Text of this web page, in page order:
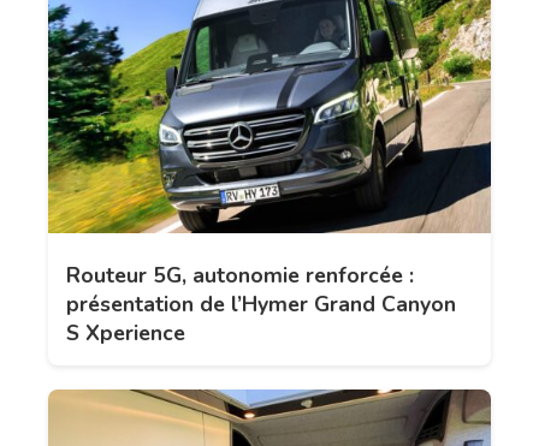
Routeur 5G, autonomie renforcée :
présentation de l’Hymer Grand Canyon
S Xperience